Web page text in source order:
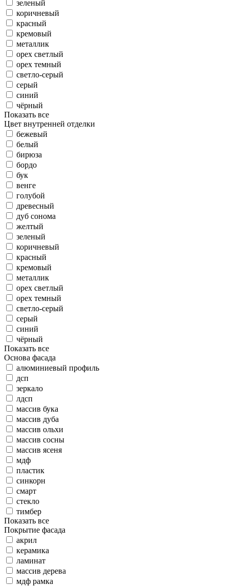
зеленый
коричневый
красный
кремовый
металлик
орех светлый
орех темный
светло-серый
серый
синий
чёрный
Показать все
Цвет внутренней отделки
бежевый
белый
бирюза
бордо
бук
венге
голубой
древесный
дуб сонома
желтый
зеленый
коричневый
красный
кремовый
металлик
орех светлый
орех темный
светло-серый
серый
синий
чёрный
Показать все
Основа фасада
алюминиевый профиль
дсп
зеркало
лдсп
массив бука
массив дуба
массив ольхи
массив сосны
массив ясеня
мдф
пластик
синкорн
смарт
стекло
тимбер
Показать все
Покрытие фасада
акрил
керамика
ламинат
массив дерева
мдф рамка